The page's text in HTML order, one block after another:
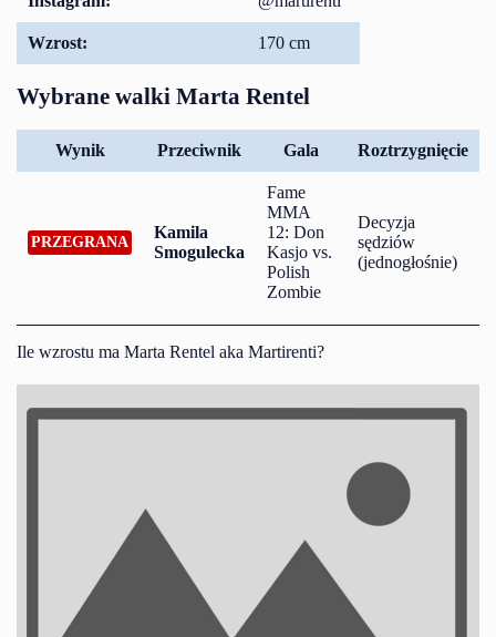
Wzrost: 170 cm
Wybrane walki Marta Rentel
Wynik Przeciwnik Gala Roztrzygnięcie
PRZEGRANA
Kamila
Smogulecka
Fame
MMA
12: Don
Kasjo vs.
Polish
Zombie
Decyzja
sędziów
(jednogłośnie)
Ile wzrostu ma Marta Rentel aka Martirenti?